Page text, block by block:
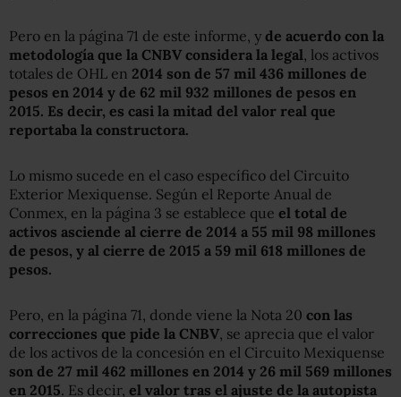
Pero en la página 71 de este informe, y de acuerdo con la
metodología que la CNBV considera la legal , los activos
totales de OHL en 2014 son de 57 mil 436 millones de
pesos en 2014 y de 62 mil 932 millones de pesos en
2015. Es decir, es casi la mitad del valor real que
reportaba la constructora.
Lo mismo sucede en el caso específico del Circuito
Exterior Mexiquense. Según el Reporte Anual de
Conmex, en la página 3 se establece que el total de
activos asciende al cierre de 2014 a 55 mil 98 millones
de pesos, y al cierre de 2015 a 59 mil 618 millones de
pesos.
Pero, en la página 71, donde viene la Nota 20 con las
correcciones que pide la CNBV , se aprecia que el valor
de los activos de la concesión en el Circuito Mexiquense
son de 27 mil 462 millones en 2014 y 26 mil 569 millones
en 2015. Es decir, el valor tras el ajuste de la autopista